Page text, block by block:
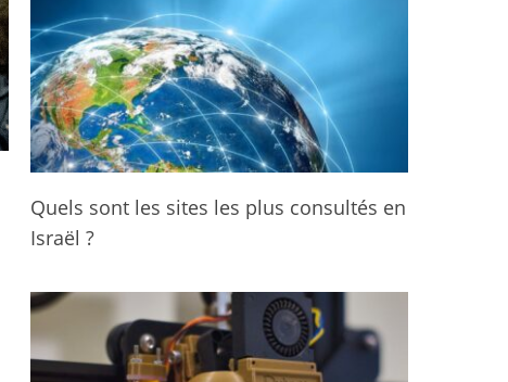
Quels sont les sites les plus consultés en
Israël ?